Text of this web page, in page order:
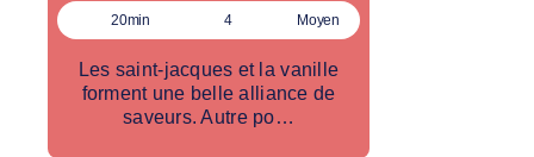
20min 4 Moyen
Les saint-jacques et la vanille
forment une belle alliance de
saveurs. Autre po…